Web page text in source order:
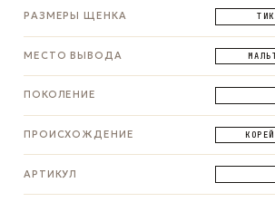
РАЗМЕРЫ ЩЕНКА
МЕСТО ВЫВОДА
ПОКОЛЕНИЕ
ПРОИСХОЖДЕНИЕ
АРТИКУЛ